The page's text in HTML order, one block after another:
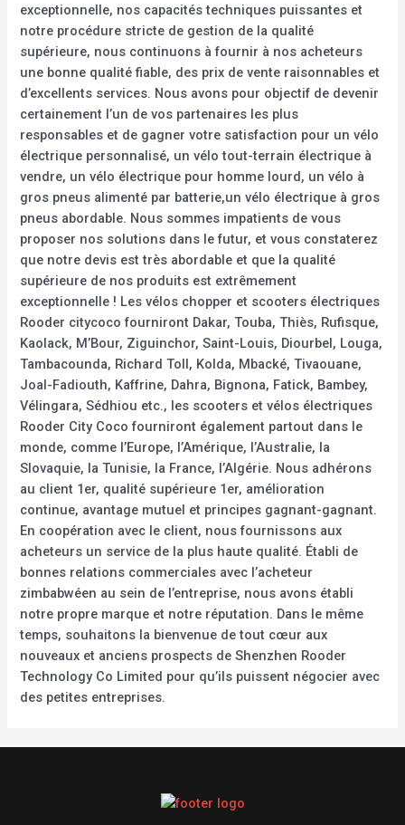
exceptionnelle, nos capacités techniques puissantes et
notre procédure stricte de gestion de la qualité
supérieure, nous continuons à fournir à nos acheteurs
une bonne qualité fiable, des prix de vente raisonnables et
d’excellents services. Nous avons pour objectif de devenir
certainement l’un de vos partenaires les plus
responsables et de gagner votre satisfaction pour un vélo
électrique personnalisé, un vélo tout-terrain électrique à
vendre, un vélo électrique pour homme lourd, un vélo à
gros pneus alimenté par batterie,un vélo électrique à gros
pneus abordable. Nous sommes impatients de vous
proposer nos solutions dans le futur, et vous constaterez
que notre devis est très abordable et que la qualité
supérieure de nos produits est extrêmement
exceptionnelle ! Les vélos chopper et scooters électriques
Rooder citycoco fourniront Dakar, Touba, Thiès, Rufisque,
Kaolack, M’Bour, Ziguinchor, Saint-Louis, Diourbel, Louga,
Tambacounda, Richard Toll, Kolda, Mbacké, Tivaouane,
Joal-Fadiouth, Kaffrine, Dahra, Bignona, Fatick, Bambey,
Vélingara, Sédhiou etc., les scooters et vélos électriques
Rooder City Coco fourniront également partout dans le
monde, comme l’Europe, l’Amérique, l’Australie, la
Slovaquie, la Tunisie, la France, l’Algérie. Nous adhérons
au client 1er, qualité supérieure 1er, amélioration
continue, avantage mutuel et principes gagnant-gagnant.
En coopération avec le client, nous fournissons aux
acheteurs un service de la plus haute qualité. Établi de
bonnes relations commerciales avec l’acheteur
zimbabwéen au sein de l’entreprise, nous avons établi
notre propre marque et notre réputation. Dans le même
temps, souhaitons la bienvenue de tout cœur aux
nouveaux et anciens prospects de Shenzhen Rooder
Technology Co Limited pour qu’ils puissent négocier avec
des petites entreprises.